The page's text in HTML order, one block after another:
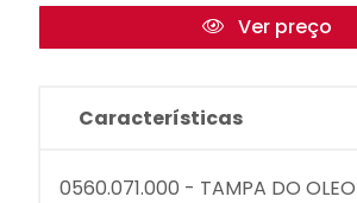
Ver preço
Características
0560.071.000 - TAMPA DO OLEO